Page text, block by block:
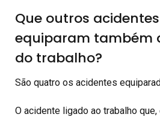
Que outros
equiparam também
do trabalho?
São quatro os acidentes
O acidente ligado ao trabalho